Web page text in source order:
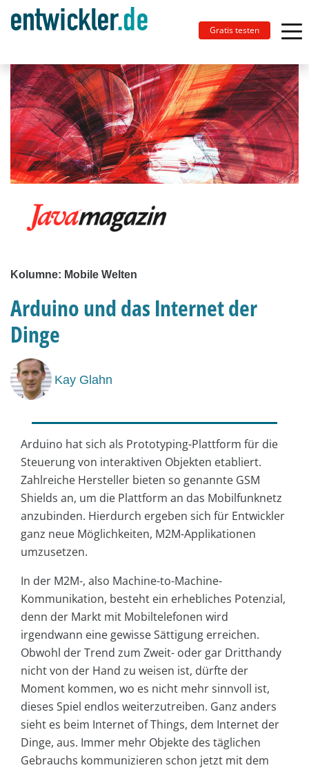
Gratis testen
Kolumne: Mobile Welten
Arduino und das Internet der
Dinge
Kay Glahn
Arduino hat sich als Prototyping-Plattform für die
Steuerung von interaktiven Objekten etabliert.
Zahlreiche Hersteller bieten so genannte GSM
Shields an, um die Plattform an das Mobilfunknetz
anzubinden. Hierdurch ergeben sich für Entwickler
ganz neue Möglichkeiten, M2M-Applikationen
umzusetzen.
In der M2M-, also Machine-to-Machine-
Kommunikation, besteht ein erhebliches Potenzial,
denn der Markt mit Mobiltelefonen wird
irgendwann eine gewisse Sättigung erreichen.
Obwohl der Trend zum Zweit- oder gar Dritthandy
nicht von der Hand zu weisen ist, dürfte der
Moment kommen, wo es nicht mehr sinnvoll ist,
dieses Spiel endlos weiterzutreiben. Ganz anders
sieht es beim Internet of Things, dem Internet der
Dinge, aus. Immer mehr Objekte des täglichen
Gebrauchs kommunizieren schon jetzt mit dem